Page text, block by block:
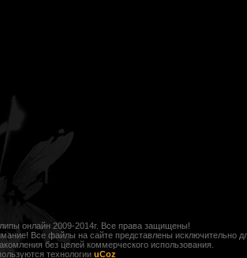
онлайн 2009-2014г. Все права защищены!
Все файлы на сайте представлены исключительно
без целей коммерческого использования.
технологии uCoz